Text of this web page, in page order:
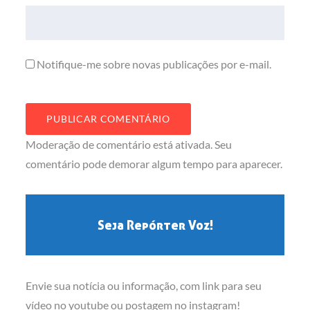
Notifique-me sobre novas publicações por e-mail.
Moderação de comentário está ativada. Seu
comentário pode demorar algum tempo para aparecer.
Seja Repórter Voz!
Envie sua notícia ou informação, com link para seu
vídeo no youtube ou postagem no instagram!